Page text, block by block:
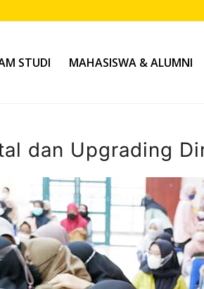
STUDI MAHASISWA & ALUMNI
dan Upgrading